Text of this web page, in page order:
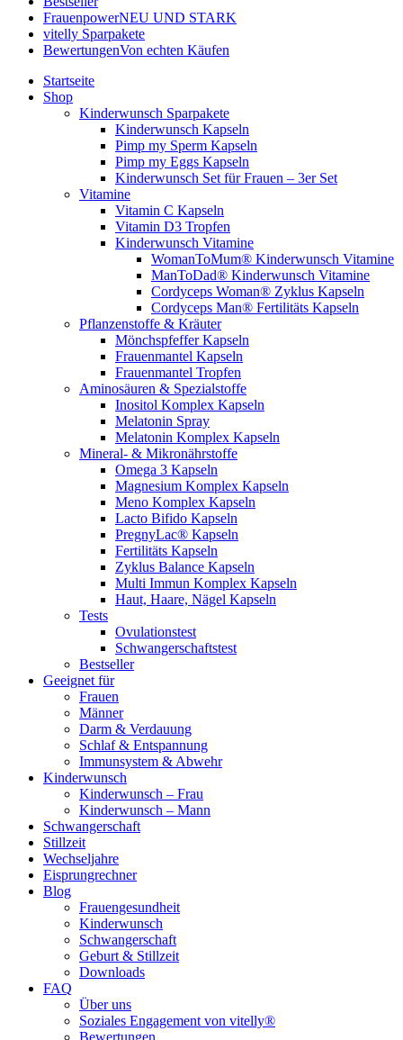
FrauenpowerNEU UND STARK
vitelly Sparpakete
BewertungenVon echten Käufen
Startseite
Shop
Kinderwunsch Sparpakete
Kinderwunsch Kapseln
Pimp my Sperm Kapseln
Pimp my Eggs Kapseln
Kinderwunsch Set für Frauen – 3er Set
Vitamine
Vitamin C Kapseln
Vitamin D3 Tropfen
Kinderwunsch Vitamine
WomanToMum® Kinderwunsch Vitamine
ManToDad® Kinderwunsch Vitamine
Cordyceps Woman® Zyklus Kapseln
Cordyceps Man® Fertilitäts Kapseln
Pflanzenstoffe & Kräuter
Mönchspfeffer Kapseln
Frauenmantel Kapseln
Frauenmantel Tropfen
Aminosäuren & Spezialstoffe
Inositol Komplex Kapseln
Melatonin Spray
Melatonin Komplex Kapseln
Mineral- & Mikronährstoffe
Omega 3 Kapseln
Magnesium Komplex Kapseln
Meno Komplex Kapseln
Lacto Bifido Kapseln
PregnyLac® Kapseln
Fertilitäts Kapseln
Zyklus Balance Kapseln
Multi Immun Komplex Kapseln
Haut, Haare, Nägel Kapseln
Tests
Ovulationstest
Schwangerschaftstest
Bestseller
Geeignet für
Frauen
Männer
Darm & Verdauung
Schlaf & Entspannung
Immunsystem & Abwehr
Kinderwunsch
Kinderwunsch – Frau
Kinderwunsch – Mann
Schwangerschaft
Stillzeit
Wechseljahre
Eisprungrechner
Blog
Frauengesundheit
Kinderwunsch
Schwangerschaft
Geburt & Stillzeit
Downloads
FAQ
Über uns
Soziales Engagement von vitelly®
Bewertungen